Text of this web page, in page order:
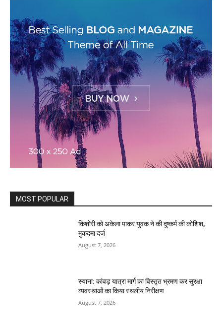
MOST POPULAR
किशोरी को अकेला पाकर युवक ने की दुष्कर्म की कोशिश,
मुकदमा दर्ज
August 7, 2026
स्याना: कांवड़ यात्रा मार्ग का विस्तृत भ्रमण कर सुरक्षा
व्यवस्थाओं का किया स्थलीय निरीक्षण
August 7, 2026